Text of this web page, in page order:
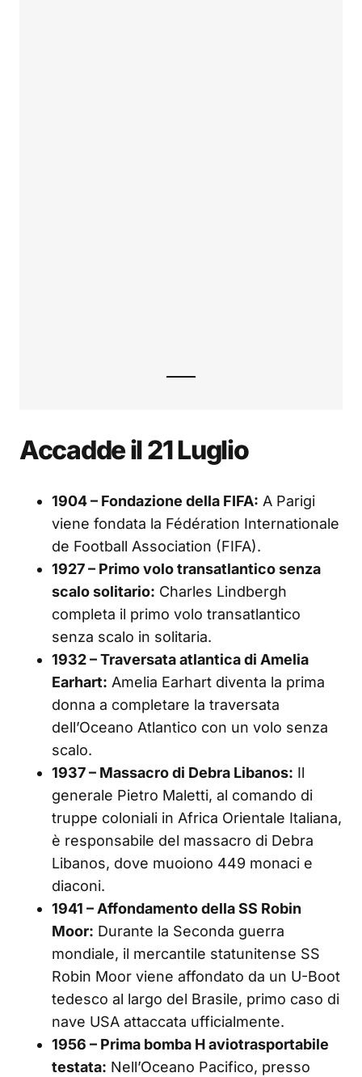
Accadde il 21 Luglio
1904 – Fondazione della FIFA: A Parigi
viene fondata la Fédération Internationale
de Football Association (FIFA).
1927 – Primo volo transatlantico senza
scalo solitario: Charles Lindbergh
completa il primo volo transatlantico
senza scalo in solitaria.
1932 – Traversata atlantica di Amelia
Earhart: Amelia Earhart diventa la prima
donna a completare la traversata
dell’Oceano Atlantico con un volo senza
scalo.
1937 – Massacro di Debra Libanos: Il
generale Pietro Maletti, al comando di
truppe coloniali in Africa Orientale Italiana,
è responsabile del massacro di Debra
Libanos, dove muoiono 449 monaci e
diaconi.
1941 – Affondamento della SS Robin
Moor: Durante la Seconda guerra
mondiale, il mercantile statunitense SS
Robin Moor viene affondato da un U-Boot
tedesco al largo del Brasile, primo caso di
nave USA attaccata ufficialmente.
1956 – Prima bomba H aviotrasportabile
testata: Nell’Oceano Pacifico, presso